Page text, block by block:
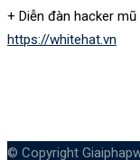
+ Diễn đàn hacker
https://whitehat.vn
© Copyright